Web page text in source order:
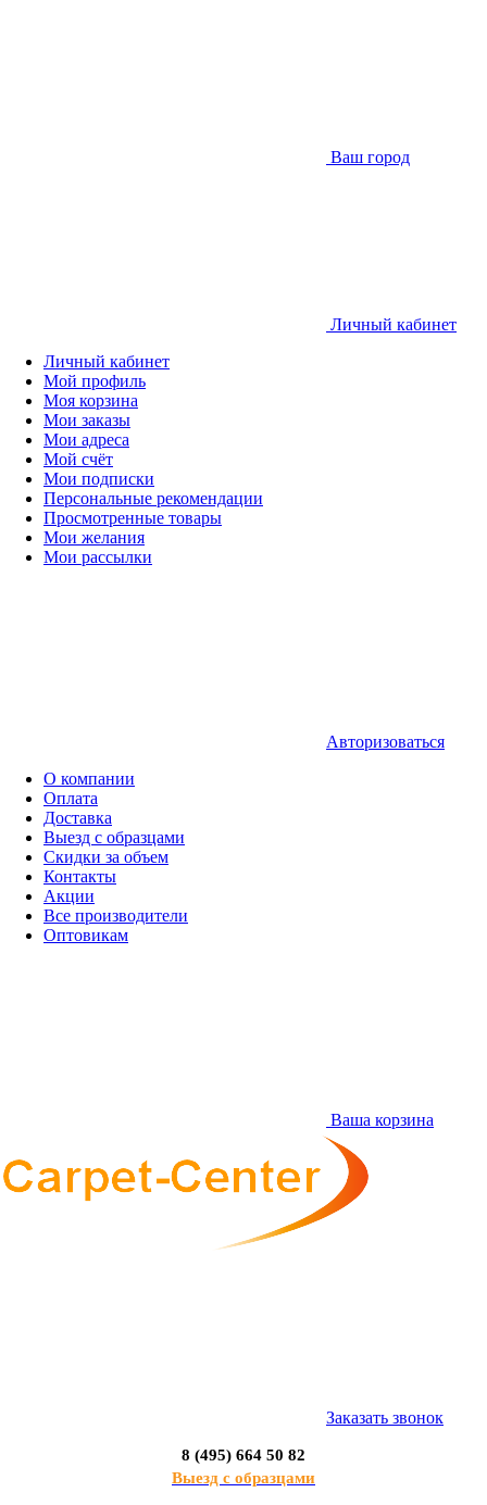
Ваш город
Личный кабинет
Личный кабинет
Мой профиль
Моя корзина
Мои заказы
Мои адреса
Мой счёт
Мои подписки
Персональные рекомендации
Просмотренные товары
Мои желания
Мои рассылки
Авторизоваться
О компании
Оплата
Доставка
Выезд с образцами
Скидки за объем
Контакты
Акции
Все производители
Оптовикам
Ваша корзина
Заказать звонок
8 (495) 664 50 82
Выезд с образцами